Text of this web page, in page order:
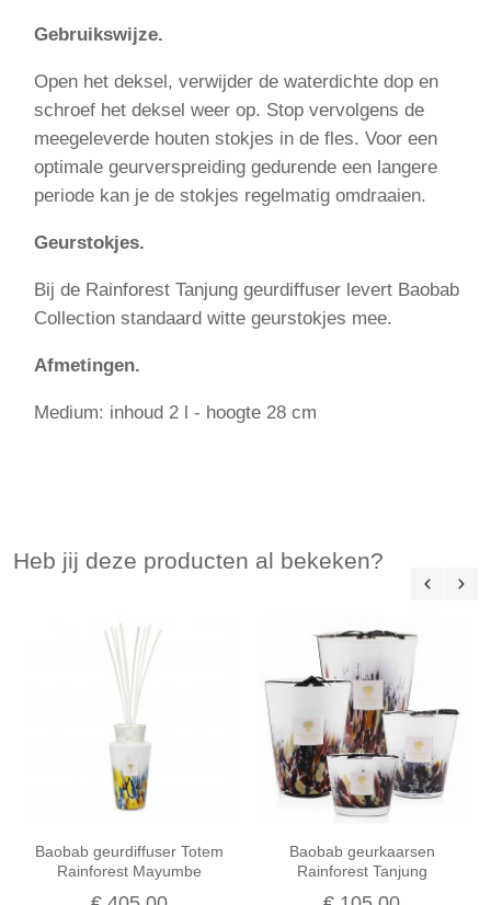
Gebruikswijze.
Open het deksel, verwijder de waterdichte dop en
schroef het deksel weer op. Stop vervolgens de
meegeleverde houten stokjes in de fles. Voor een
optimale geurverspreiding gedurende een langere
periode kan je de stokjes regelmatig omdraaien.
Geurstokjes.
Bij de Rainforest Tanjung geurdiffuser levert Baobab
Collection standaard witte geurstokjes mee.
Afmetingen.
Medium: inhoud 2 l - hoogte 28 cm
Heb jij deze producten al bekeken?
Baobab geurdiffuser Totem
Rainforest Mayumbe
Baobab geurkaarsen
Rainforest Tanjung